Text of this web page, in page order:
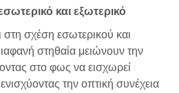
και εξωτερικό
στη σχέση εσωτερικού και
στηθαία μειώνουν την
στο φως να εισχωρεί
την οπτική συνέχεια